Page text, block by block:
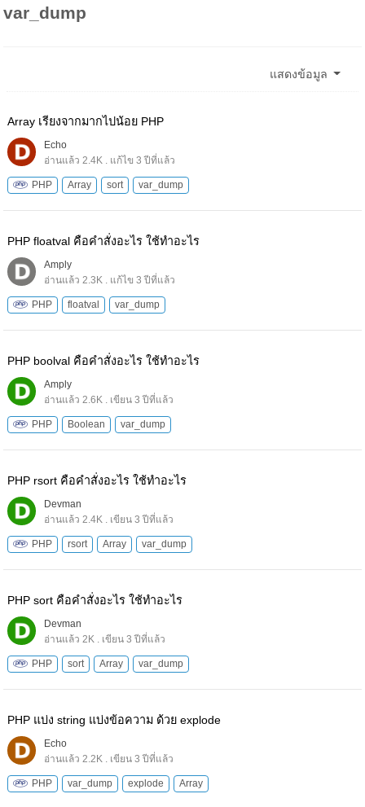
var_dump
แสดงข้อมูล
Array เรียงจากมากไปน้อย PHP
Echo
อ่านแล้ว 2.4K . แก้ไข 3 ปีที่แล้ว
PHP Array sort var_dump
PHP floatval คือคำสั่งอะไร ใช้ทำอะไร
Amply
อ่านแล้ว 2.3K . แก้ไข 3 ปีที่แล้ว
PHP floatval var_dump
PHP boolval คือคำสั่งอะไร ใช้ทำอะไร
Amply
อ่านแล้ว 2.6K . เขียน 3 ปีที่แล้ว
PHP Boolean var_dump
PHP rsort คือคำสั่งอะไร ใช้ทำอะไร
Devman
อ่านแล้ว 2.4K . เขียน 3 ปีที่แล้ว
PHP rsort Array var_dump
PHP sort คือคำสั่งอะไร ใช้ทำอะไร
Devman
อ่านแล้ว 2K . เขียน 3 ปีที่แล้ว
PHP sort Array var_dump
PHP แบ่ง string แบ่งข้อความ ด้วย explode
Echo
อ่านแล้ว 2.2K . เขียน 3 ปีที่แล้ว
PHP var_dump explode Array